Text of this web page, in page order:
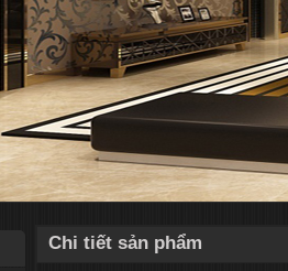
Chi tiết sản phẩm